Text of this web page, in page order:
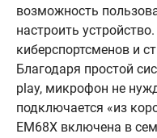
возможность
настроить
киберспортсменов и
Благодаря простой
play, микрофон не
подключается «из
EM68X включена в